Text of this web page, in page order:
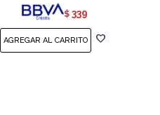
$ 339